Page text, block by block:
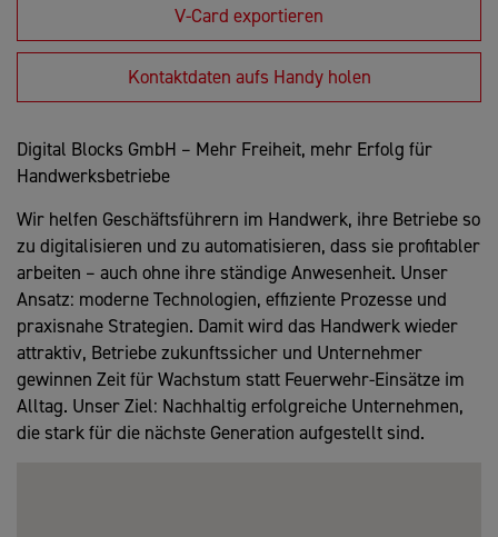
V-Card exportieren
Kontaktdaten aufs Handy holen
Digital Blocks GmbH – Mehr Freiheit, mehr Erfolg für
Handwerksbetriebe
Wir helfen Geschäftsführern im Handwerk, ihre Betriebe so
zu digitalisieren und zu automatisieren, dass sie profitabler
arbeiten – auch ohne ihre ständige Anwesenheit. Unser
Ansatz: moderne Technologien, effiziente Prozesse und
praxisnahe Strategien. Damit wird das Handwerk wieder
attraktiv, Betriebe zukunftssicher und Unternehmer
gewinnen Zeit für Wachstum statt Feuerwehr-Einsätze im
Alltag. Unser Ziel: Nachhaltig erfolgreiche Unternehmen,
die stark für die nächste Generation aufgestellt sind.